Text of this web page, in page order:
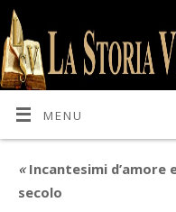
MENU
«Incantesimi d’amore
secolo